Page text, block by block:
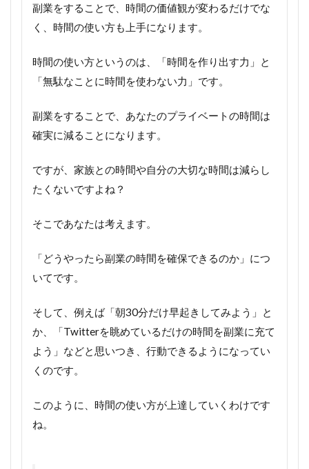
副業をすることで、時間の価値観が変わるだけでな
く、時間の使い方も上手になります。
時間の使い方というのは、「時間を作り出す力」と
「無駄なことに時間を使わない力」です。
副業をすることで、あなたのプライベートの時間は
確実に減ることになります。
ですが、家族との時間や自分の大切な時間は減らし
たくないですよね？
そこであなたは考えます。
「どうやったら副業の時間を確保できるのか」につ
いてです。
そして、例えば「朝30分だけ早起きしてみよう」と
か、「Twitterを眺めているだけの時間を副業に充て
よう」などと思いつき、行動できるようになってい
くのです。
このように、時間の使い方が上達していくわけです
ね。